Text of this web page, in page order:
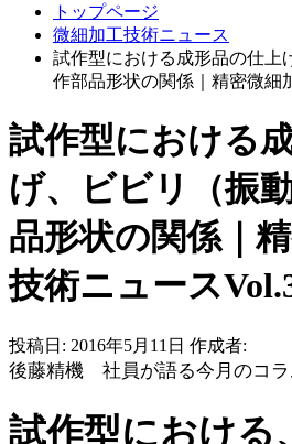
トップページ
微細加工技術ニュース
試作型における成形品の仕上
作部品形状の関係｜精密微細
試作型における
げ、ビビリ（振
品形状の関係｜
技術ニュース
投稿日: 2016年5月11日 作成者:
後藤精機 社員が語る今月のコラ
試作型における